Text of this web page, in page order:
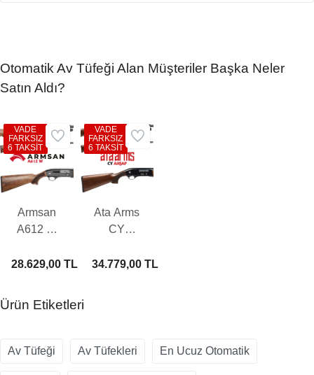
Otomatik Av Tüfeği Alan Müşteriler Başka Neler
Satın Aldı?
Armsan
A612 W
Av Tüfeği
28.629,00 TL
VADE
FARKSIZ
6 TAKSİT
Ata Arms
CY
Otomatik
34.779,00 TL
VADE
FARKSIZ
6 TAKSİT
Ürün Etiketleri
Av Tüfeği Av Tüfekleri En Ucuz Otomatik